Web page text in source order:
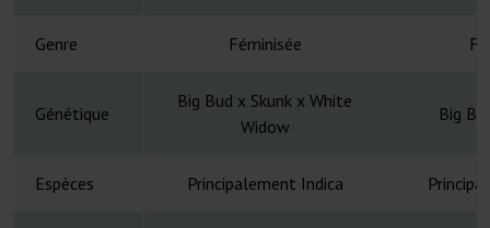
Genre Féminisée
Génétique
Big Bud x Skunk x White
Widow
Big
Espèces Principalement Indica